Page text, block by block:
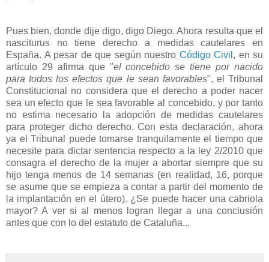
Pues bien, donde dije digo, digo Diego. Ahora resulta que el
nasciturus no tiene derecho a medidas cautelares en
España. A pesar de que según nuestro Código Civil , en su
artículo 29 afirma que "el concebido se tiene por nacido
para todos los efectos que le sean favorables", el Tribunal
Constitucional no considera que el derecho a poder nacer
sea un efecto que le sea favorable al concebido, y por tanto
no estima necesario la adopción de medidas cautelares
para proteger dicho derecho. Con esta declaración, ahora
ya el Tribunal puede tomarse tranquilamente el tiempo que
necesite para dictar sentencia respecto a la ley 2/2010 que
consagra el derecho de la mujer a abortar siempre que su
hijo tenga menos de 14 semanas (en realidad, 16, porque
se asume que se empieza a contar a partir del momento de
la implantación en el útero). ¿Se puede hacer una cabriola
mayor? A ver si al menos logran llegar a una conclusión
antes que con lo del estatuto de Cataluña...